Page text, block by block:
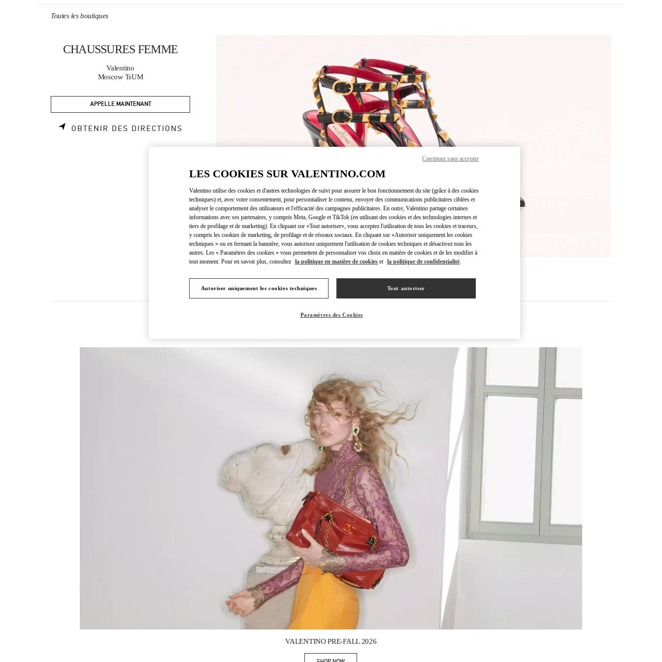
Toutes les boutiques
CHAUSSURES FEMME
Valentino
Moscow TsUM
APPELLE MAINTENANT
OBTENIR DES DIRECTIONS
Link Opens in New Tab
VALENTINO PRE-FALL 2026
LES COOKIES SUR VALENTINO.COM
Valentino utilise des cookies et d'autres technologies de suivi pour assurer le bon fonctionnement du site (grâce à des cookies
techniques) et, avec votre consentement, pour personnaliser le contenu, envoyer des communications publicitaires ciblées et
analyser le comportement des utilisateurs et l'efficacité des campagnes publicitaires. En outre, Valentino partage certaines
informations avec ses partenaires, y compris Meta, Google et TikTok (en utilisant des cookies et des technologies internes et
tiers de profilage et de marketing). En cliquant sur «Tout autoriser», vous acceptez l'utilisation de tous les cookies et traceurs,
y compris les cookies de marketing, de profilage et de réseaux sociaux. En cliquant sur «Autoriser uniquement les cookies
techniques » ou en fermant la bannière, vous autorisez uniquement l'utilisation de cookies techniques et désactivez tous les
autres. Les « Paramètres des cookies » vous permettent de personnaliser vos choix en matière de cookies et de les modifier à
tout moment. Pour en savoir plus, consultez la politique en matière de cookies et la politique de confidentialité
Autoriser uniquement les cookies techniques Tout autoriser
Paramètres des Cookies
Continuer sans accepter